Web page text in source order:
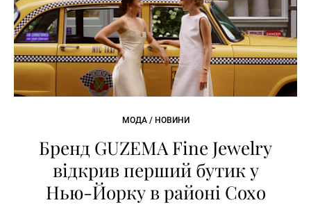
МОДА / НОВИНИ
Бренд GUZEMA Fine Jewelry
відкрив перший бутик у
Нью-Йорку в районі Сохо